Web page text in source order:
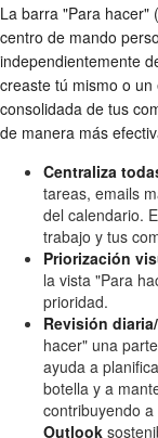
La barra "Para hacer"
centro de mando
independientemente
creaste tú mismo o
consolidada de tus
de manera más
Centraliza
tareas, emails
del calendario.
trabajo y tus
Priorización
la vista "Para
prioridad.
Revisión
hacer" una
ayuda a
botella y a
contribuyendo a
Outlook